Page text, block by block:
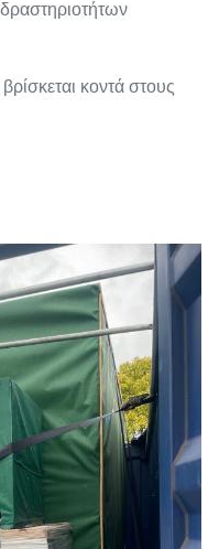
κοντά στους